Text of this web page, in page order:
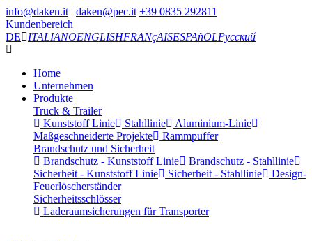
info@daken.it | daken@pec.it +39 0835 292811
Kundenbereich
DE
ITALIANOENGLISHFRANçAISESPAñOLРусский
Home
Unternehmen
Produkte
Truck & Trailer
Kunststoff Linie
Stahllinie
Aluminium-Linie
Maßgeschneiderte Projekte
Rammpuffer
Brandschutz und Sicherheit
Brandschutz - Kunststoff Linie
Brandschutz - Stahllinie
Sicherheit - Kunststoff Linie
Sicherheit - Stahllinie
Design-
Feuerlöscherständer
Sicherheitsschlösser
Laderaumsicherungen für Transporter